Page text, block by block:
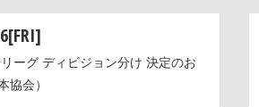
ーグ ディビジョン分け 決定のお
協会）